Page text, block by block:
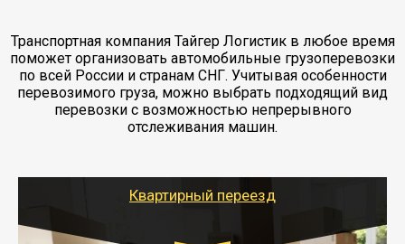
Транспортная компания Тайгер Логистик в любое время
поможет организовать автомобильные грузоперевозки
по всей России и странам СНГ. Учитывая особенности
перевозимого груза, можно выбрать подходящий вид
перевозки с возможностью непрерывного
отслеживания машин.
Квартирный переезд